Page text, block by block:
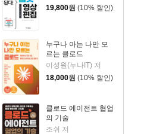
19,800원 (10% 할인)
누구나 아는 나만 모
르는 클로드
이성원(누나IT) 저
18,000원 (10% 할인)
클로드 에이전트 협업
의 기술
조쉬 저